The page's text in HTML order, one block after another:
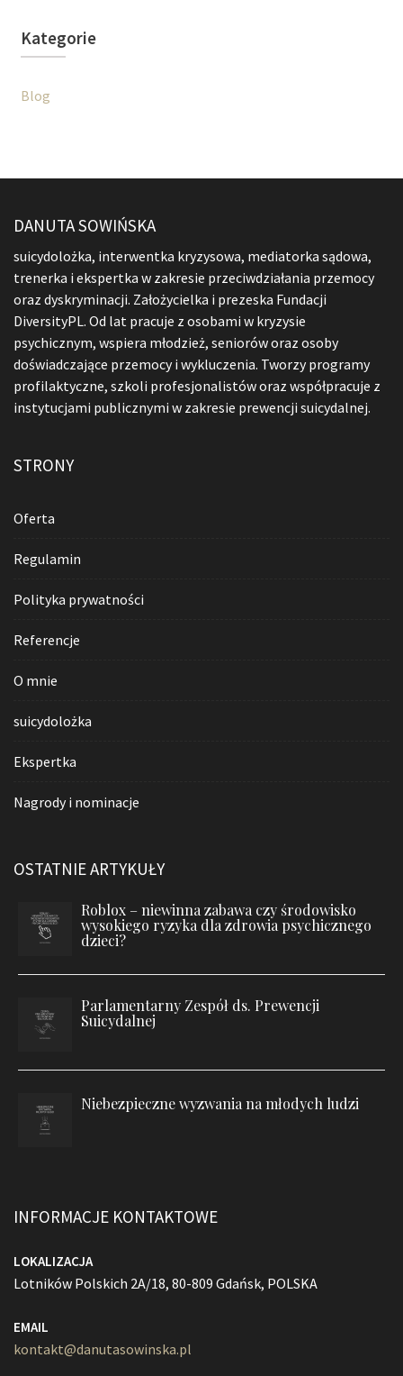
Kategorie
Blog
DANUTA SOWIŃSKA
suicydolożka, interwentka kryzysowa, mediatorka sądowa,
trenerka i ekspertka w zakresie przeciwdziałania przemocy
oraz dyskryminacji. Założycielka i prezeska Fundacji
DiversityPL. Od lat pracuje z osobami w kryzysie
psychicznym, wspiera młodzież, seniorów oraz osoby
doświadczające przemocy i wykluczenia. Tworzy programy
profilaktyczne, szkoli profesjonalistów oraz współpracuje z
instytucjami publicznymi w zakresie prewencji suicydalnej.
STRONY
Oferta
Regulamin
Polityka prywatności
Referencje
O mnie
suicydolożka
Ekspertka
Nagrody i nominacje
OSTATNIE ARTYKUŁY
Roblox – niewinna zabawa czy środowisko
wysokiego ryzyka dla zdrowia psychicznego
dzieci?
Parlamentarny Zespół ds. Prewencji
Suicydalnej
Niebezpieczne wyzwania na młodych ludzi
INFORMACJE KONTAKTOWE
LOKALIZACJA
Lotników Polskich 2A/18, 80-809 Gdańsk, POLSKA
EMAIL
kontakt@danutasowinska.pl